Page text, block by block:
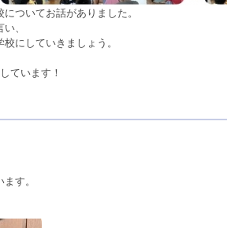
ついてお話がありました。
、
にしていきましょう。
ています！
す。